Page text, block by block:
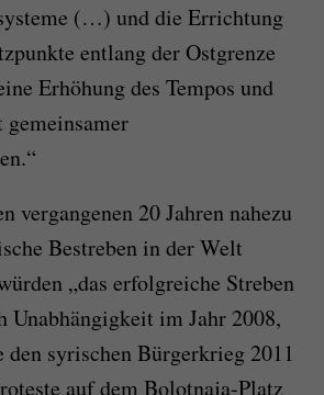
(…) und die Errichtung
entlang der Ostgrenze
Erhöhung des Tempos und
vergangenen 20 Jahren nahezu
Bestreben in der Welt
„das erfolgreiche Streben
Unabhängigkeit im Jahr 2008,
den syrischen Bürgerkrieg 2011
auf dem Bolotnaja-Platz